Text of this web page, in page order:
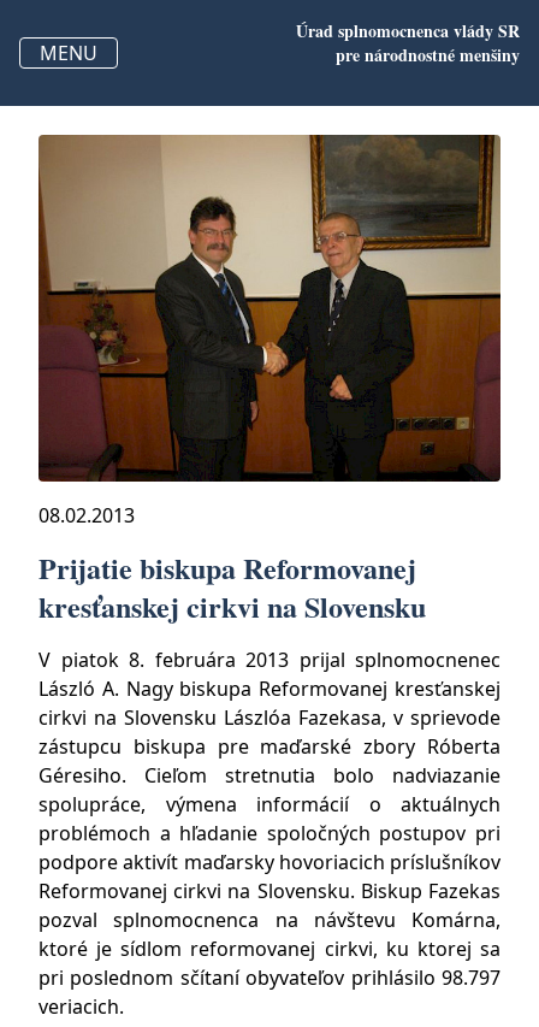
MENU
Úrad splnomocnenca vlády SR
prenárodnostné menšiny
08.02.2013
Prijatie biskupa Reformovanej
kresťanskej cirkvi na Slovensku
V piatok 8. februára 2013 prijal splnomocnenec
László A. Nagy biskupa Reformovanej kresťanskej
cirkvi na Slovensku Lászlóa Fazekasa, v sprievode
zástupcu biskupa pre maďarské zbory Róberta
Géresiho. Cieľom stretnutia bolo nadviazanie
spolupráce, výmena informácií o aktuálnych
problémoch a hľadanie spoločných postupov pri
podpore aktivít maďarsky hovoriacich príslušníkov
Reformovanej cirkvi na Slovensku. Biskup Fazekas
pozval splnomocnenca na návštevu Komárna,
ktoré je sídlom reformovanej cirkvi, ku ktorej sa
pri poslednom sčítaní obyvateľov prihlásilo 98.797
veriacich.